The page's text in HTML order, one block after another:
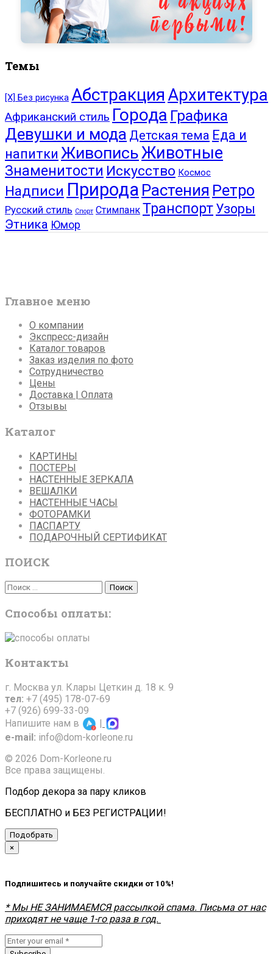
Темы
[Х] Без рисунка Абстракция Архитектура
Африканский стиль Города Графика
Девушки и мода Детская тема Еда и
напитки ЖивописьЖивотные
Знаменитости Искусство Космос
Надписи Природа Растения Ретро
Русский стиль Спорт Стимпанк Транспорт Узоры
Этника Юмор
Главное меню
О компании
Экспресс-дизайн
Каталог товаров
Заказ изделия по фото
Сотрудничество
Цены
Доставка | Оплата
Отзывы
Каталог
КАРТИНЫ
ПОСТЕРЫ
НАСТЕННЫЕ ЗЕРКАЛА
ВЕШАЛКИ
НАСТЕННЫЕ ЧАСЫ
ФОТОРАМКИ
ПАСПАРТУ
ПОДАРОЧНЫЙ СЕРТИФИКАТ
ПОИСК
Поиск Поиск
Способы оплаты:
Контакты
г. Москва ул. Клары Цеткин д. 18 к. 9
тел: +7 (495) 178-07-69
+7 (926) 699-33-09
Напишите нам в
|
e-mail: info@dom-korleone.ru
© 2026 Dom-Korleone.ru
Все права защищены.
Подбор декора за пару кликов
БЕСПЛАТНО и БЕЗ РЕГИСТРАЦИИ!
Подобрать
×
Подпишитесь и получайте скидки от 10%!
* Мы НЕ ЗАНИМАЕМСЯ рассылкой спама. Письма от нас
приходят не чаще 1-го раза в год.